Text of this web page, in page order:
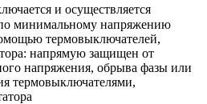
и осуществляется
минимальному напряжению
термовыключателей,
напрямую защищен от
напряжения, обрыва фазы или
термовыключателями,